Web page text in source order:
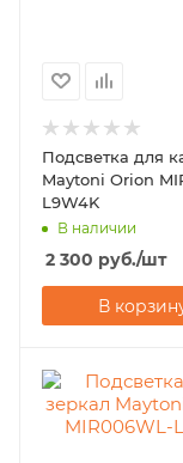
Подсветка для
Maytoni Orion
L9W4K
В наличии
2 300 руб./шт
В